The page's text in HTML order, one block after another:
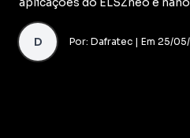
D Por: Dafratec | Em 25/